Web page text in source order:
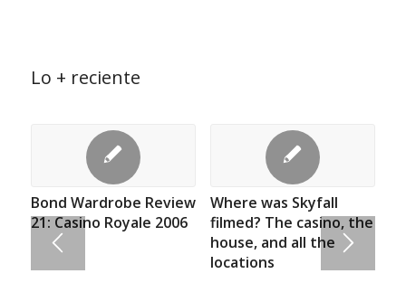
Lo + reciente
Bond Wardrobe Review
21: Casino Royale 2006
Where was Skyfall
filmed? The casino, the
house, and all the
locations